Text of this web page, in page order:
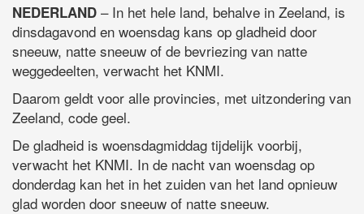
NEDERLAND – In het hele land, behalve in Zeeland, is
dinsdagavond en woensdag kans op gladheid door
sneeuw, natte sneeuw of de bevriezing van natte
weggedeelten, verwacht het KNMI.
Daarom geldt voor alle provincies, met uitzondering van
Zeeland, code geel.
De gladheid is woensdagmiddag tijdelijk voorbij,
verwacht het KNMI. In de nacht van woensdag op
donderdag kan het in het zuiden van het land opnieuw
glad worden door sneeuw of natte sneeuw.